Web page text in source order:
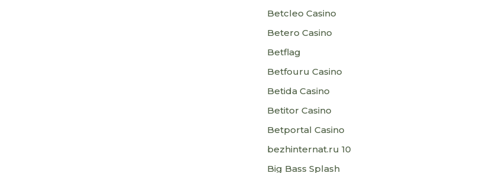
Betcleo Casino
Betero Casino
Betflag
Betfouru Casino
Betida Casino
Betitor Casino
Betportal Casino
bezhinternat.ru 10
Big Bass Splash